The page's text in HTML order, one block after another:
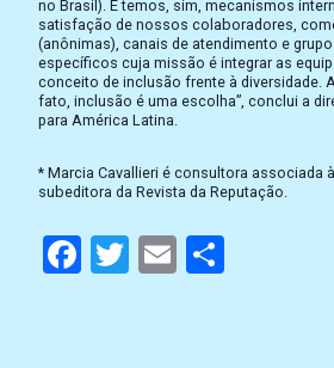
no Brasil). E temos, sim, mecanismos
satisfação de nossos colaboradores,
(anônimas), canais de atendimento e
específicos cuja missão é integrar as
conceito de inclusão frente à diversidade.
fato, inclusão é uma escolha”, conclui a
para América Latina.
* Marcia Cavallieri é consultora associada
subeditora da Revista da Reputação.
Facebook
Twitter
Email